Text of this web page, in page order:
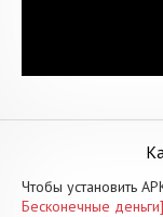
Чтобы установить
Бесконечные деньги]